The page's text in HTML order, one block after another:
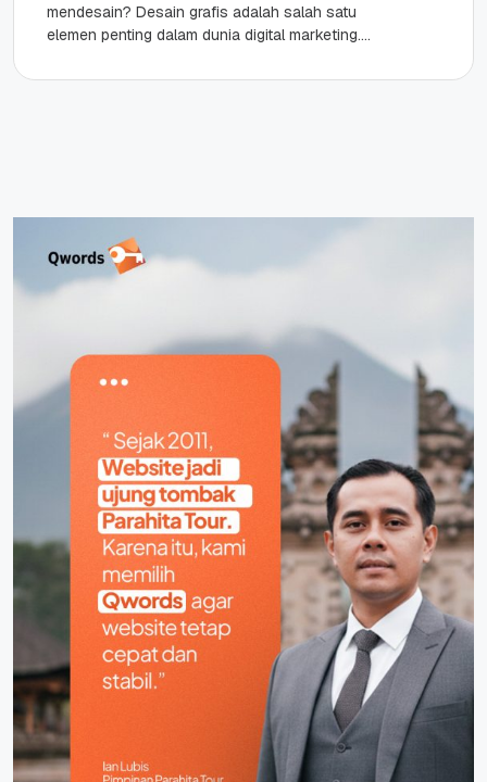
mendesain? Desain grafis adalah salah satu
elemen penting dalam dunia digital marketing.
dengan menggunakan...